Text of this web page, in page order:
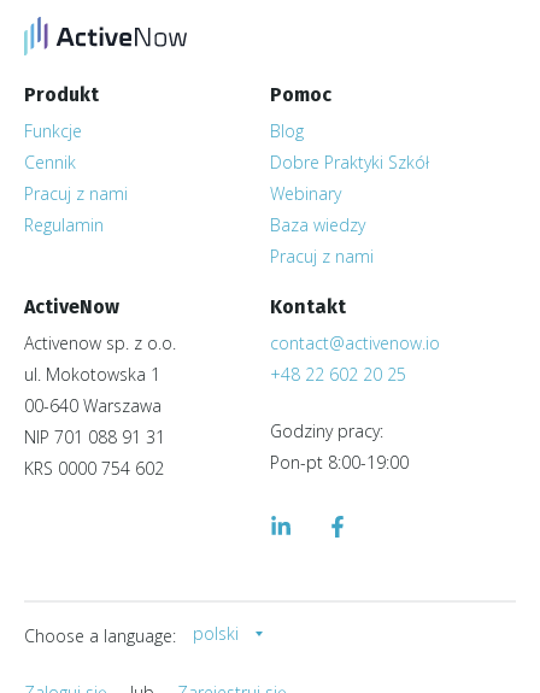
Produkt
Funkcje
Cennik
Pracuj z nami
Regulamin
Pomoc
Blog
Dobre Praktyki Szkół
Webinary
Baza wiedzy
Pracuj z nami
ActiveNow
Activenow sp. z o.o.
ul. Mokotowska 1
00-640 Warszawa
NIP 701 088 91 31
KRS 0000 754 602
Kontakt
contact@activenow.io
+48 22 602 20 25
Godziny pracy:
Pon-pt 8:00-19:00
Choose a language: polski